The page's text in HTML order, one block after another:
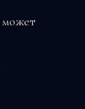
может